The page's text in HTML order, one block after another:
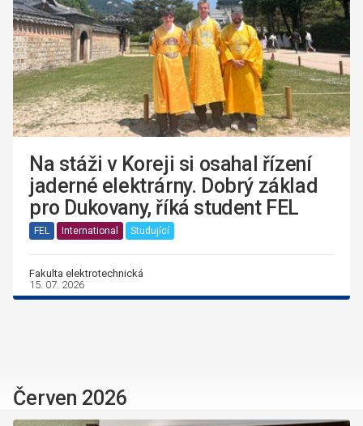
Na stáži v Koreji si osahal řízení
jaderné elektrárny. Dobrý základ
pro Dukovany, říká student FEL
FEL International Studující
Fakulta elektrotechnická
15. 07. 2026
Červen 2026